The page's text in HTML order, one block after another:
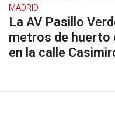
MADRID
La AV Pasillo
metros de huerto
en la calle